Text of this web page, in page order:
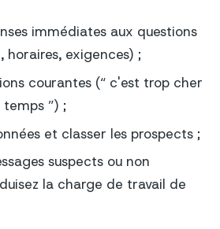
immédiates aux questions
horaires, exigences) ;
courantes (“ c'est trop cher
temps ”) ;
et classer les prospects ;
suspects ou non
la charge de travail de